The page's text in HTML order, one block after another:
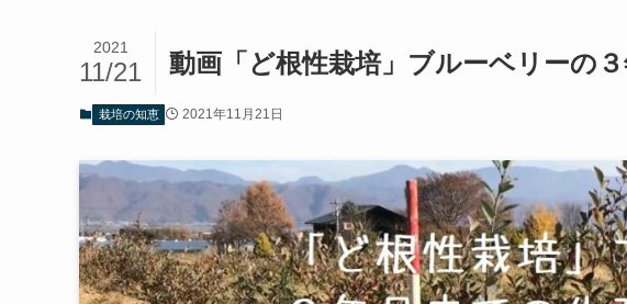
動画「ど根性栽培」ブルーベリーの
2021
11/21
栽培の知恵 2021年11月21日